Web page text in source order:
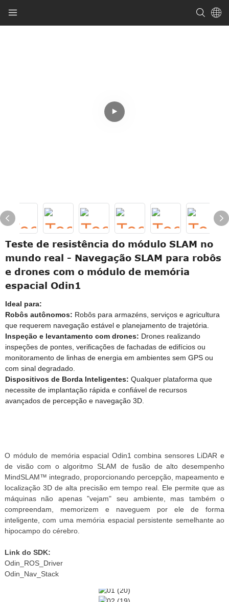
Teste de resistência do módulo SLAM no
mundo real - Navegação SLAM para robôs
e drones com o módulo de memória
espacial Odin1
Ideal para:
Robôs autônomos: Robôs para armazéns, serviços e agricultura
que requerem navegação estável e planejamento de trajetória.
Inspeção e levantamento com drones: Drones realizando
inspeções de pontes, verificações de fachadas de edifícios ou
monitoramento de linhas de energia em ambientes sem GPS ou
com sinal degradado.
Dispositivos de Borda Inteligentes: Qualquer plataforma que
necessite de implantação rápida e confiável de recursos
avançados de percepção e navegação 3D.
O módulo de memória espacial Odin1 combina sensores LiDAR e
de visão com o algoritmo SLAM de fusão de alto desempenho
MindSLAM™ integrado, proporcionando percepção, mapeamento e
localização 3D de alta precisão em tempo real. Ele permite que as
máquinas não apenas "vejam" seu ambiente, mas também o
compreendam, memorizem e naveguem por ele de forma
inteligente, com uma memória espacial persistente semelhante ao
hipocampo do cérebro.
Link do SDK:
Odin_ROS_Driver
Odin_Nav_Stack